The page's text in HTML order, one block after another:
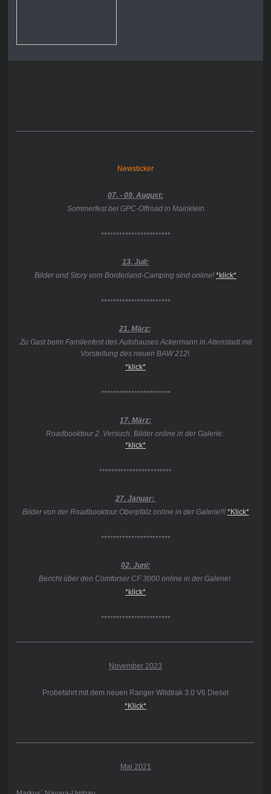
Newsticker
07. - 09. August:
Sommerfest bei GPC-Offroad in Mainklein
***********************
13. Juli:
Bilder und Story vom Borderland-Camping sind online! *klick*
***********************
21. März:
Zu Gast beim Familenfest des Autohauses Ackermann in Altenstadt mit
Vorstellung des neuen BAW 212!
*klick*
***********************
17. März:
Roadbooktour 2. Versuch, Bilder online in der Galerie:
*klick*
************************
27. Januar:
Bilder von der Roadbooktour Oberpfalz online in der Galerie!!! *Klick*
***********************
02. Juni:
Bericht über den Comforser CF 3000 online in der Galerie!
*klick*
***********************
November 2023
Probefahrt mit dem neuen Ranger Wildtrak 3.0 V6 Diesel
*Klick*
Mai 2021